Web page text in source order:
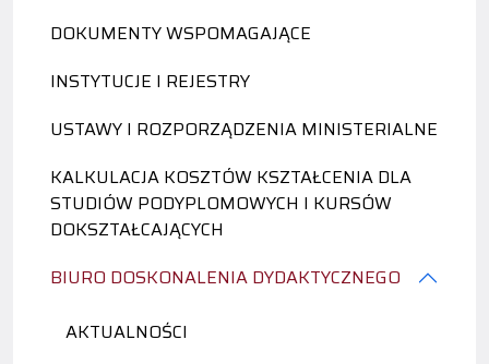
DOKUMENTY WSPOMAGAJĄCE
INSTYTUCJE I REJESTRY
USTAWY I ROZPORZĄDZENIA MINISTERIALNE
KALKULACJA KOSZTÓW KSZTAŁCENIA DLA
STUDIÓW PODYPLOMOWYCH I KURSÓW
DOKSZTAŁCAJĄCYCH
BIURO DOSKONALENIA DYDAKTYCZNEGO
AKTUALNOŚCI